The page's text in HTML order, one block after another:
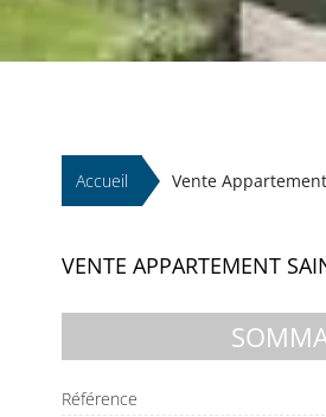
Accueil Vente
VENTE APPARTEMENT
Référence